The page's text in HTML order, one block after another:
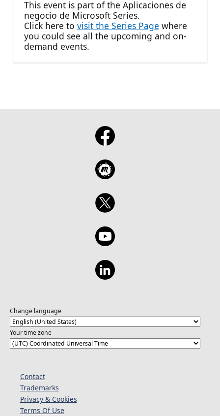
This event is part of the Aplicaciones de
negocio de Microsoft Series.
Click here to visit the Series Page where
you could see all the upcoming and on-
demand events.
Change language
Your time zone
Contact
Trademarks
Privacy & Cookies
Terms Of Use